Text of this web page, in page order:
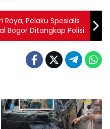
Raya, Pelaku Spesialis
Bogor Ditangkap Polisi